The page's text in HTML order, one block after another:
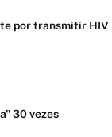
por transmitir HIV
30 vezes